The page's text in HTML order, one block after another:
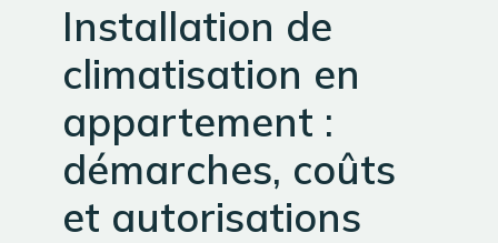
Jardinage
Bricolage
Installation de
climatisation en
appartement :
démarches, coûts
et autorisations